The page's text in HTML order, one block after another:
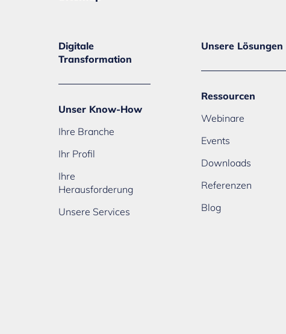
Digitale
Transformation
Unser Know-How
Ihre Branche
Ihr Profil
Ihre
Herausforderung
Unsere Services
Unsere Lösungen
Ressourcen
Webinare
Events
Downloads
Referenzen
Blog